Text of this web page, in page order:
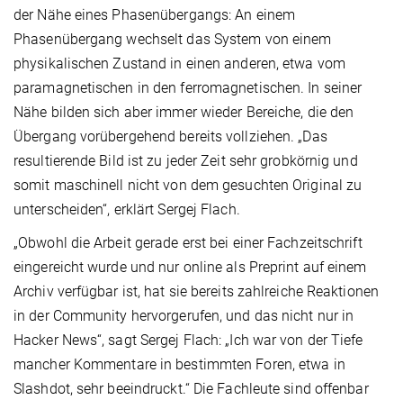
der Nähe eines Phasenübergangs: An einem
Phasenübergang wechselt das System von einem
physikalischen Zustand in einen anderen, etwa vom
paramagnetischen in den ferromagnetischen. In seiner
Nähe bilden sich aber immer wieder Bereiche, die den
Übergang vorübergehend bereits vollziehen. „Das
resultierende Bild ist zu jeder Zeit sehr grobkörnig und
somit maschinell nicht von dem gesuchten Original zu
unterscheiden“, erklärt Sergej Flach.
„Obwohl die Arbeit gerade erst bei einer Fachzeitschrift
eingereicht wurde und nur online als Preprint auf einem
Archiv verfügbar ist, hat sie bereits zahlreiche Reaktionen
in der Community hervorgerufen, und das nicht nur in
Hacker News“, sagt Sergej Flach: „Ich war von der Tiefe
mancher Kommentare in bestimmten Foren, etwa in
Slashdot, sehr beeindruckt.“ Die Fachleute sind offenbar